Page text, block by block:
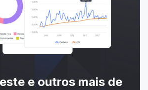
e outros mais de